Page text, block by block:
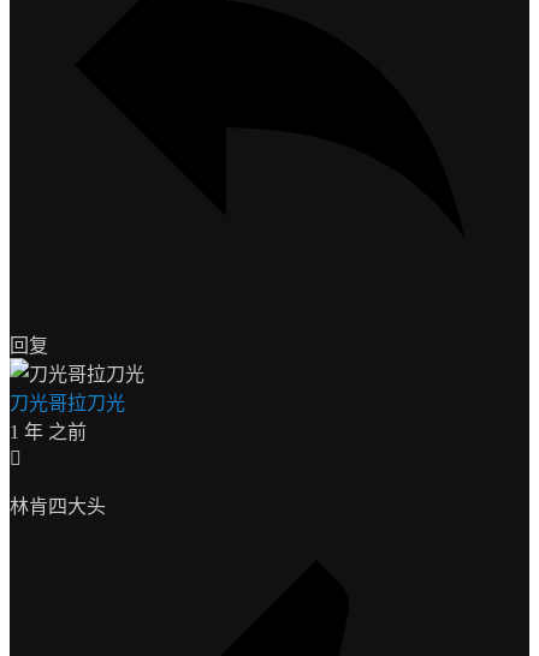
回复
刀光哥拉刀光
1 年 之前
林肯四大头